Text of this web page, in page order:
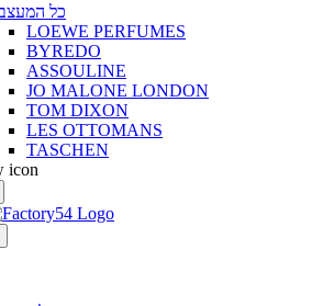
כל
LOEWE PERFUMES
BYREDO
ASSOULINE
JO MALONE LONDON
TOM DIXON
LES OTTOMANS
TASCHEN